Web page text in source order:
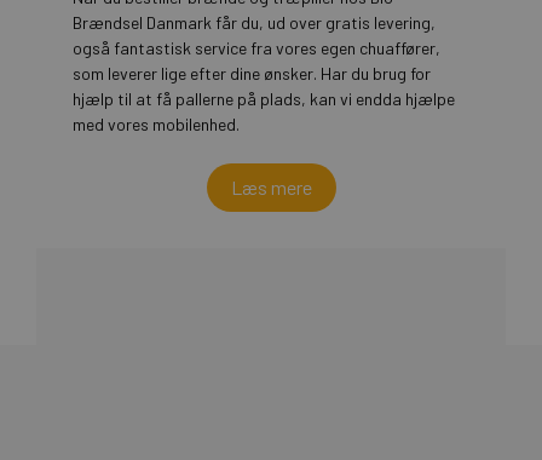
Brændsel Danmark får du, ud over gratis levering,
også fantastisk service fra vores egen chuaffører,
som leverer lige efter dine ønsker. Har du brug for
hjælp til at få pallerne på plads, kan vi endda hjælpe
med vores mobilenhed.
Læs mere